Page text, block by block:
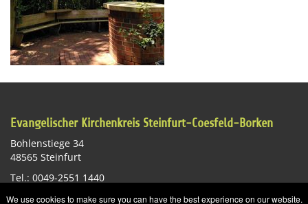
Evangelischer Kirchenkreis Steinfurt-Coesfeld-Borken
Bohlenstiege 34
48565 Steinfurt
Tel.: 0049-2551 1440
We use cookies to make sure you can have the best experience on our website.